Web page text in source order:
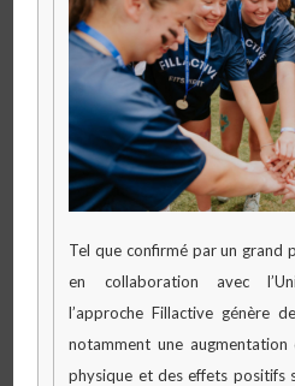
Tel que confirmé par un grand
en collaboration avec
l’approche Fillactive génère
notamment une
physique et des effets positifs